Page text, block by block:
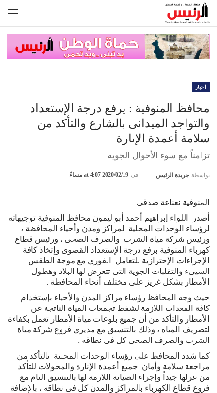
أخبار
محافظ المنوفية : يرفع درجة الإستعداد
والتواجد الميدانى بالشارع والتأكد من
سلامة أعمدة الإنارة
تزامناً مع سوء الأحوال الجوية
بواسطة جريدة الرئيس في 2020/02/19 at 4:07 مساءً
المنوفية نعناعة صدقى
أصدر اللواء إبراهيم أحمد أبو ليمون محافظ المنوفية توجيهاته
لرؤساء الوحدات المحلية لمراكز ومدن وأحياء المحافظة ،
ورئيس شركة مياة الشرب والصرف الصحى ، ورئيس قطاع
كهرباء المنوفية برفع درجة الإستعداد القصوى وإتخاذ كافة
الإجراءات الإحترازية للتعامل الفورى مع موجة الطقس
السيىء والتقلبات الجوية التى تتعرض لها البلاد وهطول
الأمطار بشكل غزيز على مختلف أنحاء المحافظة .
حيث وجه المحافظ رؤساء مراكز المدن والأحياء بإستخدام
كافة المعدات اللازمة لشفط تجمعات المياة الناتجة عن
الأمطار والتأكد من أن جميع بلوعات مياة الأمطار تعمل بكفاءة
لتصريف المياه ، وذلك بالتنسيق مع مديرى فروع شركة مياة
الشرب والصرف الصحى كل فى نطاقه .
كما شدد المحافظ على رؤساء الوحدات المحلية بالتأكد من
مراجعة سلامة وأمان جميع أعمدة الإنارة والمحولات للتأكد
من عزلها جيداً وإجراء الصيانة اللازمة لها بالتنسيق التام مع
فروع قطاع الكهرباء بالمراكز والمدن كل فى نطاقه ، بالإضافة